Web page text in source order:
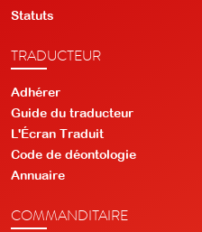
Statuts
TRADUCTEUR
Adhérer
Guide du traducteur
L'Écran Traduit
Code de déontologie
Annuaire
COMMANDITAIRE